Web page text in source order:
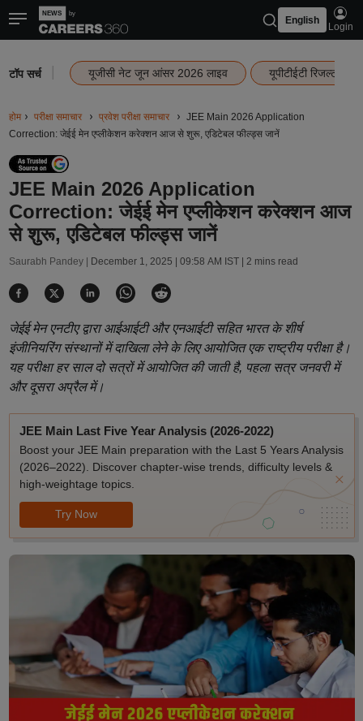
English
Login
टॉप सर्च यूजीसी नेट जून आंसर 2026 लाइव यूपीटीईटी रिजल्ट
होम परीक्षा समाचार प्रवेश परीक्षा समाचार
JEE Main 2026 Application
Correction: जेईई मेन एप्लीकेशन करेक्शन आज से शुरू, एडिटेबल फील्ड्स जानें
JEE Main 2026 Application
Correction: जेईई मेन एप्लीकेशन करेक्शन आज
से शुरू, एडिटेबल फील्ड्स जानें
Saurabh Pandey | December 1, 2025 | 09:58 AM IST| 2 mins read
जेईई मेन एनटीए द्वारा आईआईटी और एनआईटी सहित भारत के शीर्ष
इंजीनियरिंग संस्थानों में दाखिला लेने के लिए आयोजित एक राष्ट्रीय परीक्षा है।
यह परीक्षा हर साल दो सत्रों में आयोजित की जाती है, पहला सत्र जनवरी में
और दूसरा अप्रैल में।
JEE Main Last Five Year Analysis (2026-2022)
Boost your JEE Main preparation with the Last 5 Years Analysis
(2026–2022). Discover chapter-wise trends, difficulty levels &
high-weightage topics.
Try Now